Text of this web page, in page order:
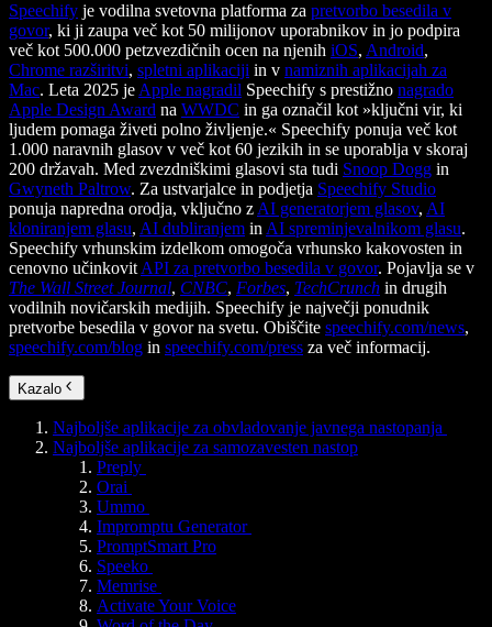
Speechify je vodilna svetovna platforma za pretvorbo besedila v
govor, ki ji zaupa več kot 50 milijonov uporabnikov in jo podpira
več kot 500.000 petzvezdičnih ocen na njenih iOS, Android,
Chrome razširitvi, spletni aplikaciji in v namiznih aplikacijah za
Mac. Leta 2025 je Apple nagradil Speechify s prestižno nagrado
Apple Design Award na WWDC in ga označil kot »ključni vir, ki
ljudem pomaga živeti polno življenje.« Speechify ponuja več kot
1.000 naravnih glasov v več kot 60 jezikih in se uporablja v skoraj
200 državah. Med zvezdniškimi glasovi sta tudi Snoop Dogg in
Gwyneth Paltrow. Za ustvarjalce in podjetja Speechify Studio
ponuja napredna orodja, vključno z AI generatorjem glasov, AI
kloniranjem glasu, AI dubliranjem in AI spreminjevalnikom glasu.
Speechify vrhunskim izdelkom omogoča vrhunsko kakovosten in
cenovno učinkovit API za pretvorbo besedila v govor. Pojavlja se v
The Wall Street Journal, CNBC, Forbes, TechCrunch in drugih
vodilnih novičarskih medijih. Speechify je največji ponudnik
pretvorbe besedila v govor na svetu. Obiščite speechify.com/news,
speechify.com/blog in speechify.com/press za več informacij.
Kazalo
Najboljše aplikacije za obvladovanje javnega nastopanja
Najboljše aplikacije za samozavesten nastop
Preply
Orai
Ummo
Impromptu Generator
PromptSmart Pro
Speeko
Memrise
Activate Your Voice